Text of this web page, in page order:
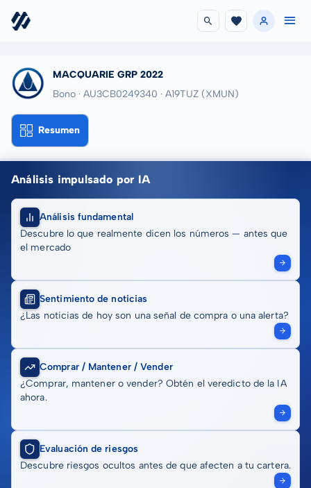
MACQUARIE GRP 2022
Bono · AU3CB0249340 · A19TUZ (XMUN)
Resumen
Análisis impulsado por IA
Análisis fundamental
Descubre lo que realmente dicen los números — antes que
el mercado
Sentimiento de noticias
¿Las noticias de hoy son una señal de compra o una alerta?
Comprar / Mantener / Vender
¿Comprar, mantener o vender? Obtén el veredicto de la IA
ahora.
Evaluación de riesgos
Descubre riesgos ocultos antes de que afecten a tu cartera.